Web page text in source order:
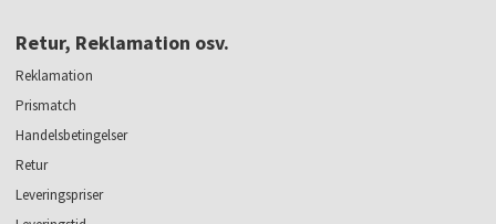
Retur, Reklamation osv.
Reklamation
Prismatch
Handelsbetingelser
Retur
Leveringspriser